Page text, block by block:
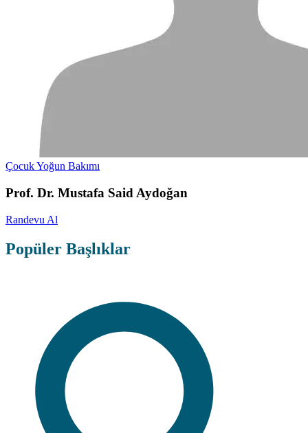
Çocuk Yoğun Bakımı
Prof. Dr. Mustafa Said Aydoğan
Randevu Al
Popüler Başlıklar